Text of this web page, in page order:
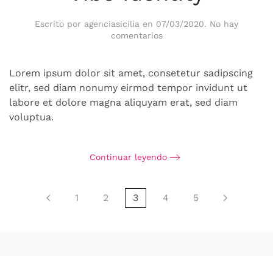
Escrito por agenciasicilia en 07/03/2020. No hay
comentariosen
Lorem ipsum dolor sit amet, consetetur sadipscing
elitr, sed diam nonumy eirmod tempor invidunt ut
labore et dolore magna aliquyam erat, sed diam
voluptua.
Continuar leyendo
1 2 3 4 5